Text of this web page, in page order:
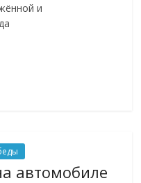
и
автомобиле